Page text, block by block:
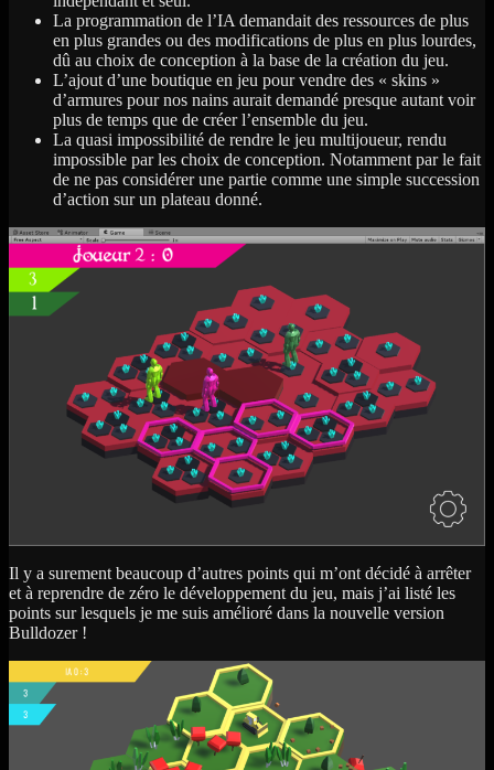
La programmation de l’IA demandait des ressources de plus
en plus grandes ou des modifications de plus en plus lourdes,
dû au choix de conception à la base de la création du jeu.
L’ajout d’une boutique en jeu pour vendre des « skins »
d’armures pour nos nains aurait demandé presque autant voir
plus de temps que de créer l’ensemble du jeu.
La quasi impossibilité de rendre le jeu multijoueur, rendu
impossible par les choix de conception. Notamment par le fait
de ne pas considérer une partie comme une simple succession
d’action sur un plateau donné.
Il y a surement beaucoup d’autres points qui m’ont décidé à arrêter
et à reprendre de zéro le développement du jeu, mais j’ai listé les
points sur lesquels je me suis amélioré dans la nouvelle version
Bulldozer !